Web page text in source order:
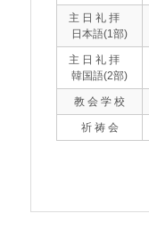
主 日 礼 拝
日本語(1部)
主 日 礼 拝
韓国語(2部)
教 会 学 校
祈 祷 会